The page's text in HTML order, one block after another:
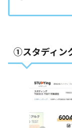
①スタディン